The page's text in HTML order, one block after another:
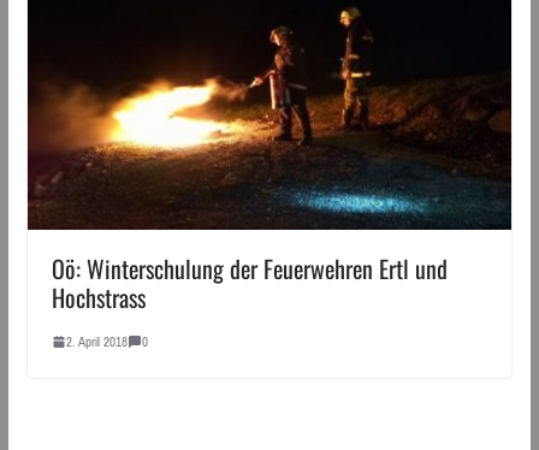
Oö: Winterschulung der Feuerwehren Ertl und
Hochstrass
2. April 2018 0